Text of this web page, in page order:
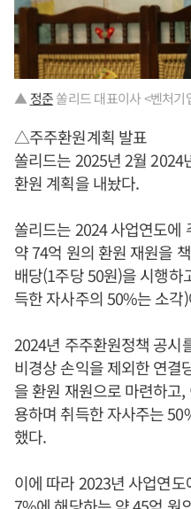
▲ 정준쏠리드 대표이사 <벤처기
△주주환원계획 발표
쏠리드는 2025년 2월 2024
환원 계획을 내놨다.
쏠리드는 2024 사업연도에
약 74억 원의 환원 재원을
배당(1주당 50원)을 시행하
득한 자사주의 50%는 소각
2024년 주주환원정책 공시
비경상 손익을 제외한 연
을 환원 재원으로 마련하고
용하며 취득한 자사주는
했다.
이에 따라 2023년 사업연